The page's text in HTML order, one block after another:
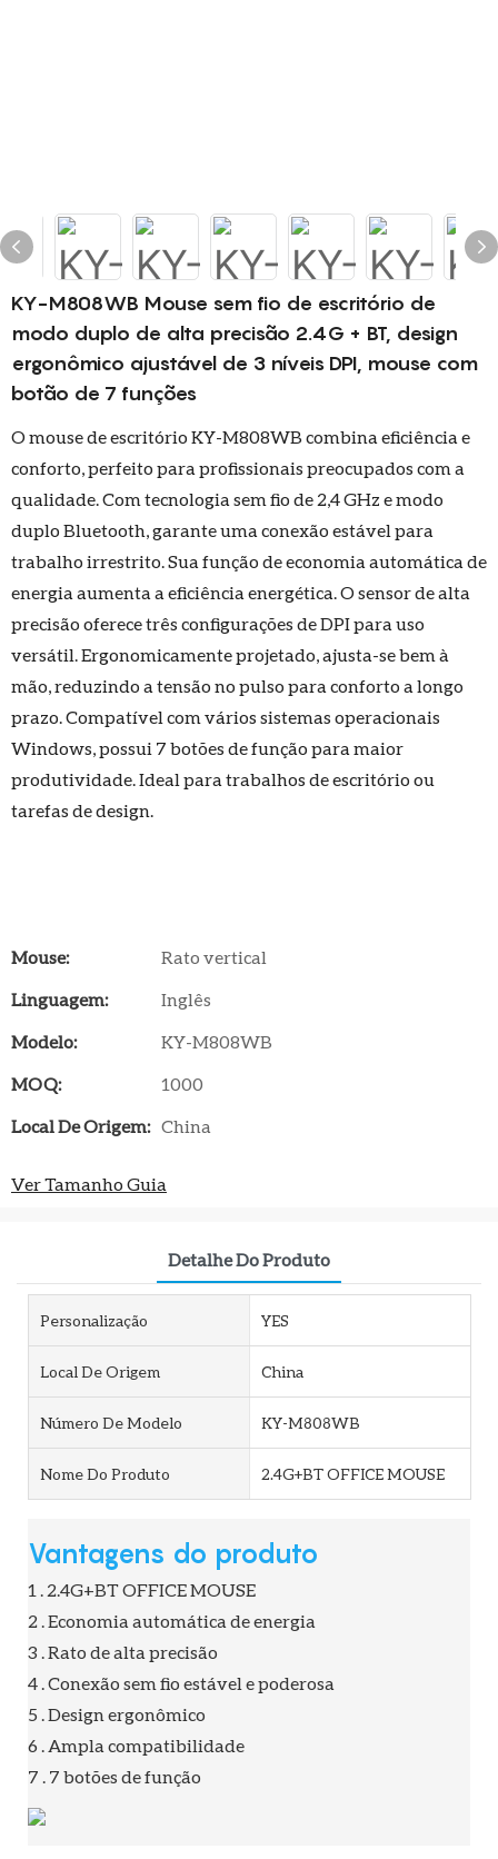
KY-M808WB Mouse sem fio de escritório de
modo duplo de alta precisão 2.4G + BT, design
ergonômico ajustável de 3 níveis DPI, mouse com
botão de 7 funções
O mouse de escritório KY-M808WB combina eficiência e
conforto, perfeito para profissionais preocupados com a
qualidade. Com tecnologia sem fio de 2,4 GHz e modo
duplo Bluetooth, garante uma conexão estável para
trabalho irrestrito. Sua função de economia automática de
energia aumenta a eficiência energética. O sensor de alta
precisão oferece três configurações de DPI para uso
versátil. Ergonomicamente projetado, ajusta-se bem à
mão, reduzindo a tensão no pulso para conforto a longo
prazo. Compatível com vários sistemas operacionais
Windows, possui 7 botões de função para maior
produtividade. Ideal para trabalhos de escritório ou
tarefas de design.
Mouse:
Rato vertical
Linguagem:
Inglês
Modelo:
KY-M808WB
MOQ:
1000
Local De Origem: China
Ver Tamanho Guia
Detalhe Do Produto
Personalização YES
Local De Origem China
Número De Modelo KY-M808WB
Nome Do Produto 2.4G+BT OFFICE MOUSE
Vantagens do produto
1 . 2.4G+BT OFFICE MOUSE
2 . Economia automática de energia
3 . Rato de alta precisão
4 . Conexão sem fio estável e poderosa
5 . Design ergonômico
6 . Ampla compatibilidade
7 . 7 botões de função